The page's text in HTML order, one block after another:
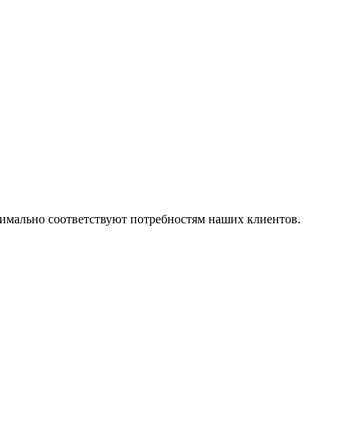
соответствуют потребностям наших клиентов.